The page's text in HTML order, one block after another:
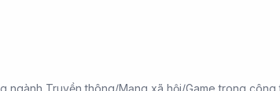
ngành Truyền thông/Mạng xã hội/Game trong công